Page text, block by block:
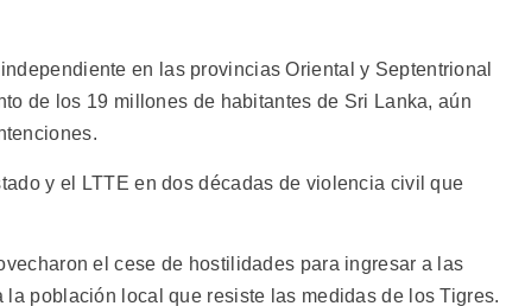
en las provincias Oriental y Septentrional
de los 19 millones de habitantes de Sri Lanka, aún
y el LTTE en dos décadas de violencia civil que
el cese de hostilidades para ingresar a las
población local que resiste las medidas de los Tigres.